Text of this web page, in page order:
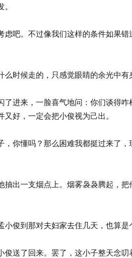
虑吧。不过像我们这样的条件如果
么时候走的，只感觉眼睛的余光中有
了进来，一脸喜气地问：你们谈得咋
好，一定会把小俊视为己出。
，你懂吗？那么困难我都挺过来了
抽出一支烟点上。烟雾袅袅腾起，
小俊到那对夫妇家去住几天，也算是
俊送了回来。罢了，这小子整天念